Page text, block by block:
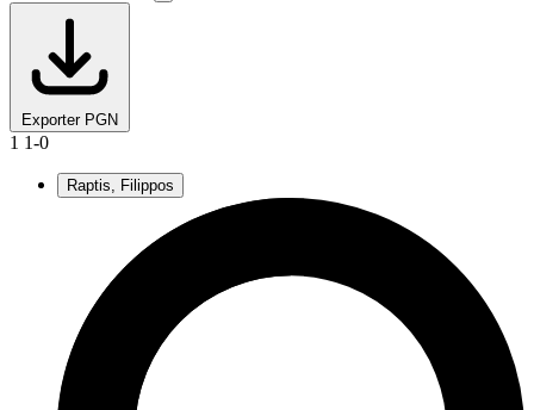
Exporter PGN
1 1-0
Raptis, Filippos